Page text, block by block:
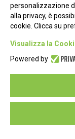
personalizzazione
alla privacy, è
cookie. Clicca su
Visualizza la
Powered by